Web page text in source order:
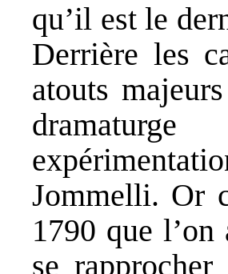
qu’il est le
Derrière les
atouts
Jommelli. Or
1790 que
se